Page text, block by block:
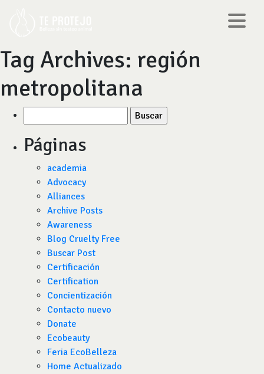
Tag Archives: región
metropolitana
por:
Páginas
academia
Advocacy
Alliances
Archive Posts
Awareness
Blog Cruelty Free
Buscar Post
Certificación
Certification
Concientización
Contacto nuevo
Donate
Ecobeauty
Feria EcoBelleza
Home Actualizado